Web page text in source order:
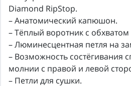
Diamond RipStop.
– Анатомический капюшон.
– Тёплый воротник с обхватом
– Люминесцентная петля на
– Возможность состёгивания
молнии с правой и левой
– Петли для сушки.